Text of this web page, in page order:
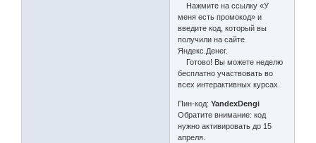
Нажмите на ссылку «У
меня есть промокод» и
введите код, который вы
получили на сайте
Яндекс.Денег.
Готово! Вы можете неделю
бесплатно участвовать во
всех интерактивных курсах.
Пин-код:YandexDengi
Обратите внимание: код
нужно активировать до 15
апреля.